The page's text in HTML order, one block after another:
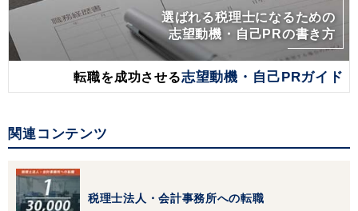
選ばれる税理士になるための
志望動機・自己PRの書き方
転職を成功させる志望動機・自己PRガイド
関連コンテンツ
税理士法人・会計事務所への転職